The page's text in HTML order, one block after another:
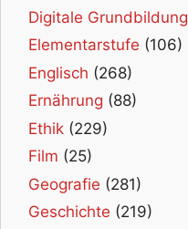
Digitale Grundbildung
Elementarstufe (106)
Englisch (268)
Ernährung (88)
Ethik (229)
Film (25)
Geografie (281)
Geschichte (219)